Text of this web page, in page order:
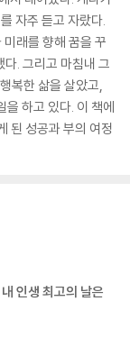
자주 듣고 자랐다.
래를 향해 꿈을 꾸
. 그리고 마침내 그
복한 삶을 살았고,
을 하고 있다. 이 책에
된 성공과 부의 여정
인생 최고의 날은